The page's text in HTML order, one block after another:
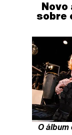
sobre
O álbum